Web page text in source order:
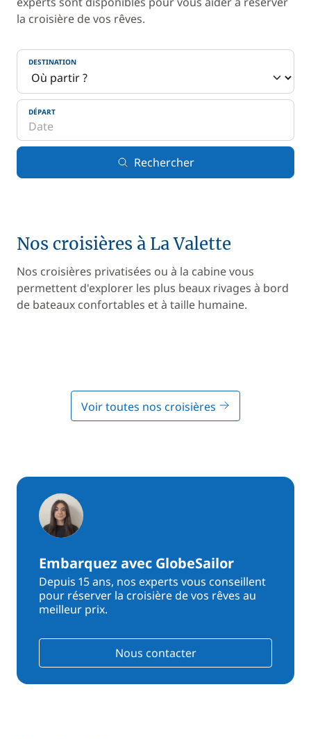
la croisière de vos rêves.
DESTINATION
DÉPART
Rechercher
Nos croisières à La Valette
Nos croisières privatisées ou à la cabine vous
permettent d'explorer les plus beaux rivages à bord
de bateaux confortables et à taille humaine.
Voir toutes nos croisières
Embarquez avec GlobeSailor
Depuis 15 ans, nos experts vous conseillent
pour réserver la croisière de vos rêves au
meilleur prix.
Nous contacter